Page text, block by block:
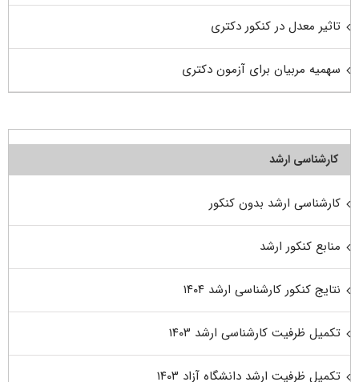
تاثیر معدل در کنکور دکتری
سهمیه مربیان برای آزمون دکتری
کارشناسی ارشد
کارشناسی ارشد بدون کنکور
منابع کنکور ارشد
نتایج کنکور کارشناسی ارشد ۱۴۰۴
تکمیل ظرفیت کارشناسی ارشد ۱۴۰۳
تکمیل ظرفیت ارشد دانشگاه آزاد ۱۴۰۳